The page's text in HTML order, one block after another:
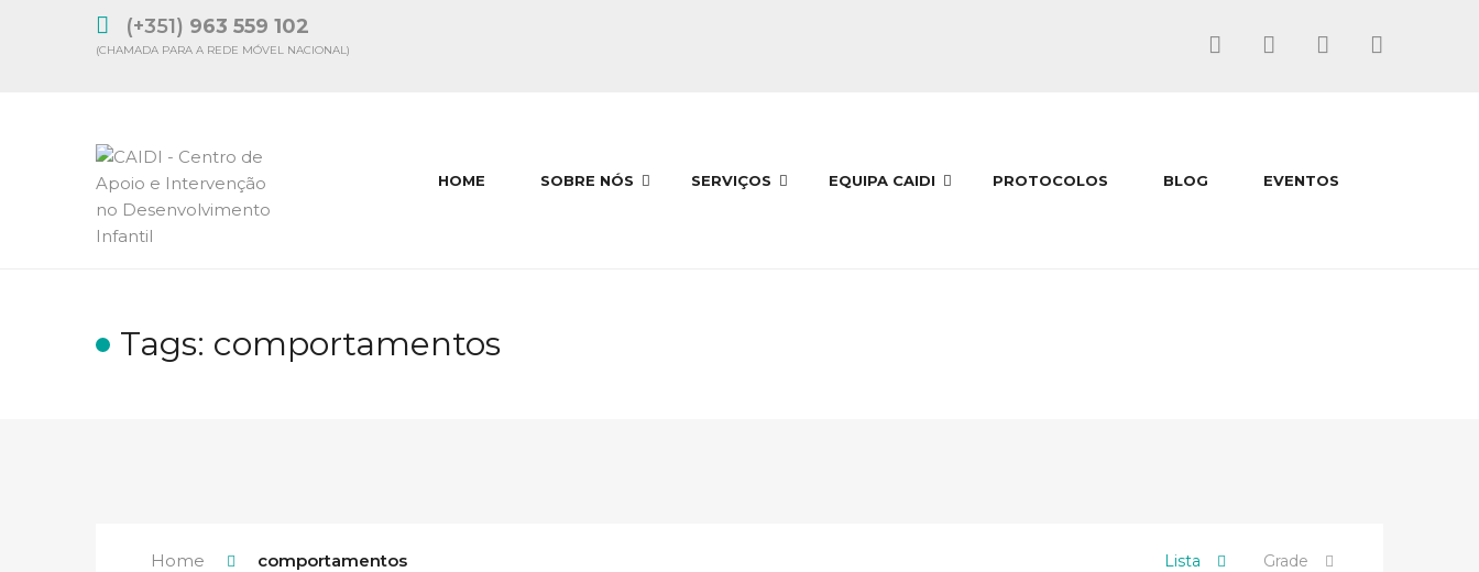
(+351) 963 559 102
(CHAMADA PARA A REDE MÓVEL NACIONAL)
HOME SOBRE NÓS SERVIÇOS EQUIPA CAIDI PROTOCOLOS BLOG EVENTOS
Tags: comportamentos
Home comportamentos Lista Grade